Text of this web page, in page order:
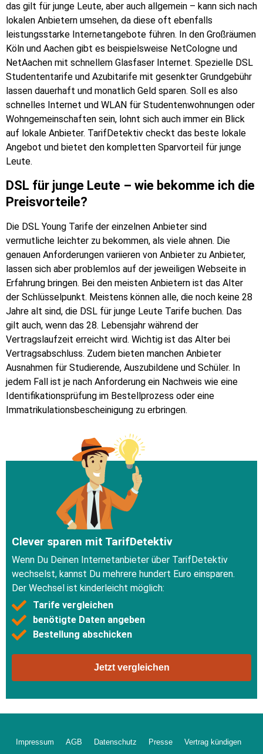
das gilt für junge Leute, aber auch allgemein – kann sich nach
lokalen Anbietern umsehen, da diese oft ebenfalls
leistungsstarke Internetangebote führen. In den Großräumen
Köln und Aachen gibt es beispielsweise NetCologne und
NetAachen mit schnellem Glasfaser Internet. Spezielle DSL
Studententarife und Azubitarife mit gesenkter Grundgebühr
lassen dauerhaft und monatlich Geld sparen. Soll es also
schnelles Internet und WLAN für Studentenwohnungen oder
Wohngemeinschaften sein, lohnt sich auch immer ein Blick
auf lokale Anbieter. TarifDetektiv checkt das beste lokale
Angebot und bietet den kompletten Sparvorteil für junge
Leute.
DSL für junge Leute – wie bekomme ich die
Preisvorteile?
Die DSL Young Tarife der einzelnen Anbieter sind
vermutliche leichter zu bekommen, als viele ahnen. Die
genauen Anforderungen variieren von Anbieter zu Anbieter,
lassen sich aber problemlos auf der jeweiligen Webseite in
Erfahrung bringen. Bei den meisten Anbietern ist das Alter
der Schlüsselpunkt. Meistens können alle, die noch keine 28
Jahre alt sind, die DSL für junge Leute Tarife buchen. Das
gilt auch, wenn das 28. Lebensjahr während der
Vertragslaufzeit erreicht wird. Wichtig ist das Alter bei
Vertragsabschluss. Zudem bieten manchen Anbieter
Ausnahmen für Studierende, Auszubildene und Schüler. In
jedem Fall ist je nach Anforderung ein Nachweis wie eine
Identifikationsprüfung im Bestellprozess oder eine
Immatrikulationsbescheinigung zu erbringen.
Clever sparen mit TarifDetektiv
Wenn Du Deinen Internetanbieter über TarifDetektiv
wechselst, kannst Du mehrere hundert Euro einsparen.
Der Wechsel ist kinderleicht möglich:
Tarife vergleichen
benötigte Daten angeben
Bestellung abschicken
Jetzt vergleichen
Impressum AGB Datenschutz Presse Vertrag kündigen